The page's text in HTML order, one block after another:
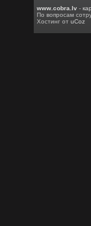
www.cobra.lv -
По вопросам
Хостинг отuCoz